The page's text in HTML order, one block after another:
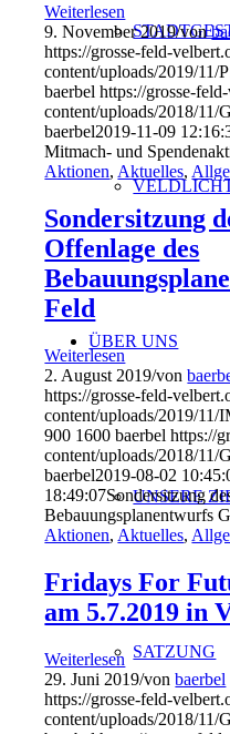
ÜBER UNS
UNSERE
SATZUNG
Weiterlesen
9. November 2019/von
https://grosse-feld-
content/uploads/2019/11/
baerbel https://grosse-
content/uploads/2018/
baerbel2019-11-09
Mitmach- und
Aktionen, Aktuelles,
Sondersitzung
Offenlage des
Feld
Weiterlesen
2. August 2019/von
https://grosse-feld-
content/uploads/2019/
900 1600 baerbel https://
content/uploads/2018/
baerbel2019-08-02
18:49:07Sondersitzung
Bebauungsplanentwurfs
Aktionen, Aktuelles,
Fridays For
am 5.7.2019 in
Weiterlesen
29. Juni 2019/vonbaerbel
https://grosse-feld-
content/uploads/2018/